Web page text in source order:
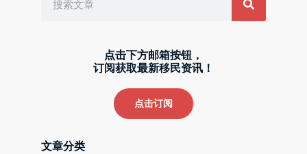
点击下方邮箱按钮，
订阅获取最新移民资讯！
点击订阅
文章分类